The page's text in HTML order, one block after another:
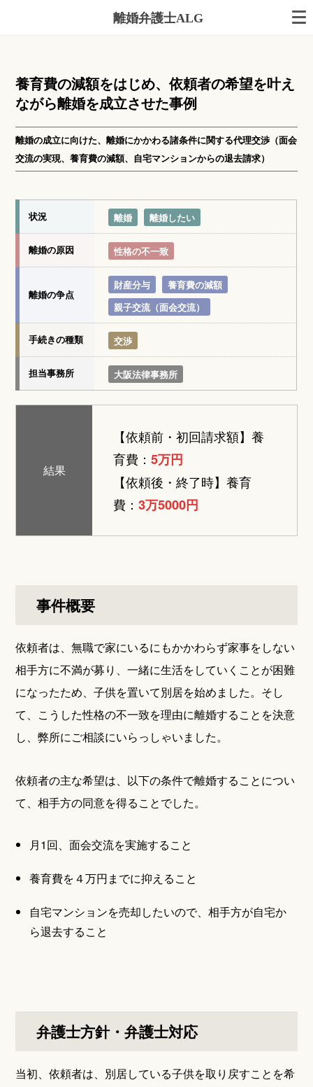
離婚弁護士ALG
養育費の減額をはじめ、依頼者の希望を叶え
ながら離婚を成立させた事例
離婚の成立に向けた、離婚にかかわる諸条件に関する代理交渉（面会
交流の実現、養育費の減額、自宅マンションからの退去請求）
状況 離婚 離婚したい
離婚の原因 性格の不一致
離婚の争点
財産分与
養育費の減額
親子交流（面会交流）
手続きの種類 交渉
担当事務所 大阪法律事務所
結果
【依頼前・初回請求額】養
育費：5万円
【依頼後・終了時】養育
費：3万5000円
事件概要
依頼者は、無職で家にいるにもかかわらず家事をしない
相手方に不満が募り、一緒に生活をしていくことが困難
になったため、子供を置いて別居を始めました。そし
て、こうした性格の不一致を理由に離婚することを決意
し、弊所にご相談にいらっしゃいました。
依頼者の主な希望は、以下の条件で離婚することについ
て、相手方の同意を得ることでした。
月1回、面会交流を実施すること
養育費を４万円までに抑えること
自宅マンションを売却したいので、相手方が自宅か
ら退去すること
弁護士方針・弁護士対応
当初、依頼者は、別居している子供を取り戻すことを希